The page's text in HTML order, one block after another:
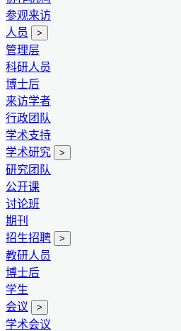
参观来访
人员
>
管理层
科研人员
博士后
来访学者
行政团队
学术支持
学术研究
>
研究团队
公开课
讨论班
期刊
招生招聘
>
教研人员
博士后
学生
会议
>
学术会议